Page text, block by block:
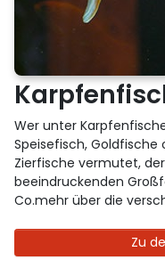
Wer unter
Speisefisch,
Zierfische vermutet,
beeindruckenden
Co.mehr über die
Zu